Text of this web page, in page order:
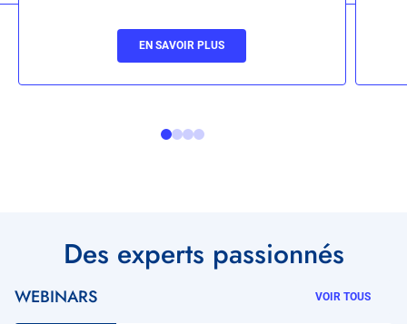
EN SAVOIR PLUS
TitreDes experts passionnés
WEBINARS VOIR TOUS